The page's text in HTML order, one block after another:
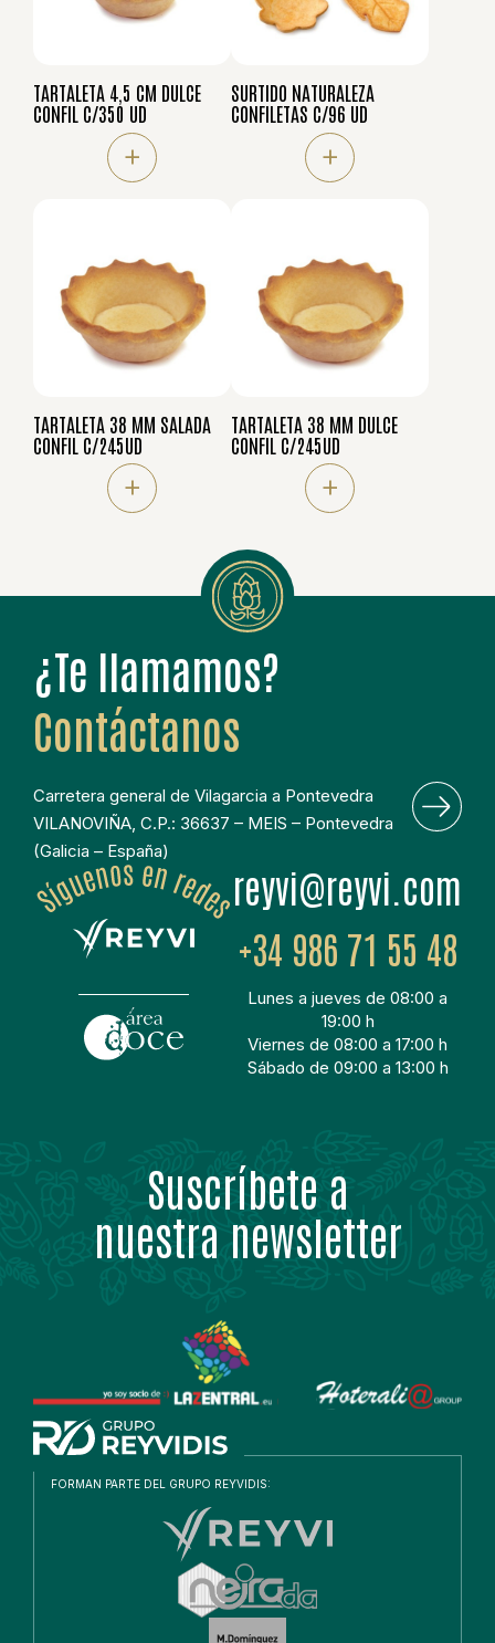
TARTALETA 4,5 CM DULCE
CONFIL C/350 UD
+
SURTIDO NATURALEZA
CONFILETAS C/96 UD
+
TARTALETA 38 MM SALADA
CONFIL C/245UD
+
TARTALETA 38 MM DULCE
CONFIL C/245UD
+
¿Te llamamos?
Contáctanos
Carretera general de Vilagarcia a Pontevedra
VILANOVIÑA, C.P.: 36637 – MEIS – Pontevedra
(Galicia – España)
moc.ivyer@ivyer
+34 986 71 55 48
Lunes a jueves de 08:00 a
19:00 h
Viernes de 08:00 a 17:00 h
Sábado de 09:00 a 13:00 h
Suscríbete a
nuestra newsletter
FORMAN PARTE DEL GRUPO REYVIDIS: